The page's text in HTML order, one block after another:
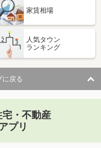
歌山市毛見
南市名高
家賃相場
人気タウン
ランキング
に戻る
・不動産
アプリ